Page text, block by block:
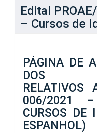
Edital
– Cursos de
PÁGINA DE
DOS
RELATIVOS
006/2021 –
CURSOS DE
ESPANHOL)